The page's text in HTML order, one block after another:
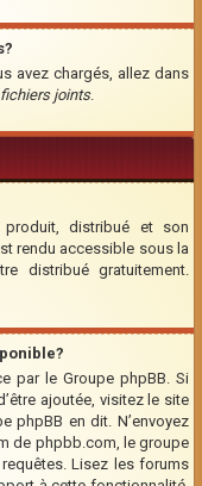
avez chargés, allez dans
joints.
distribué et son
rendu accessible sous la
distribué gratuitement.
par le Groupe phpBB. Si
ajoutée, visitez le site
phpBB en dit. N’envoyez
de phpbb.com, le groupe
Lisez les forums